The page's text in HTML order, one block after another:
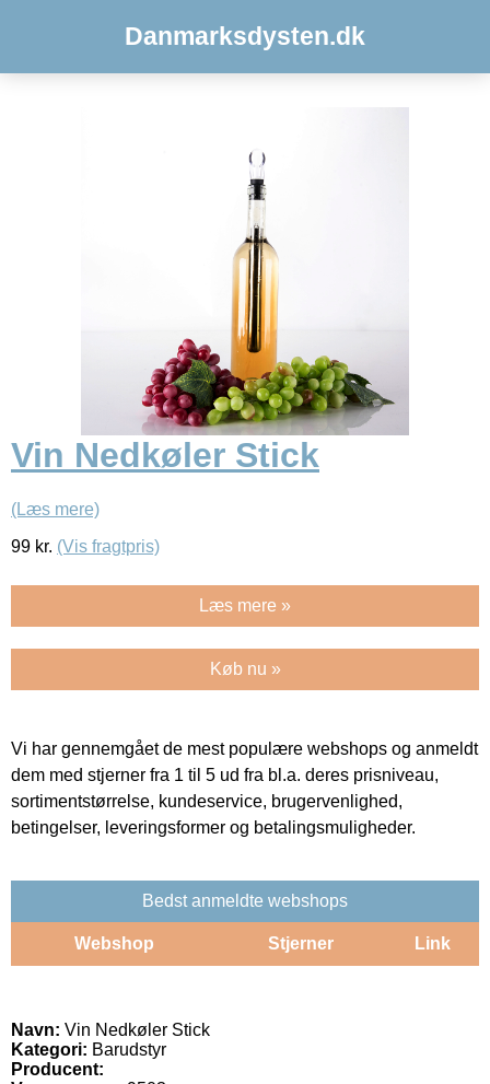
Danmarksdysten.dk
Vin Nedkøler Stick
(Læs mere)
99 kr. (Vis fragtpris)
Læs mere »
Køb nu »
Vi har gennemgået de mest populære webshops og anmeldt
dem med stjerner fra 1 til 5 ud fra bl.a. deres prisniveau,
sortimentstørrelse, kundeservice, brugervenlighed,
betingelser, leveringsformer og betalingsmuligheder.
Bedst anmeldte webshops
Webshop Stjerner Link
Navn: Vin Nedkøler Stick
Kategori: Barudstyr
Producent: